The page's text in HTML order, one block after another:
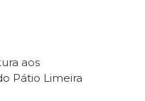
aos
Pátio Limeira